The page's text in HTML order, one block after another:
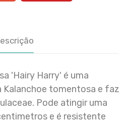
'Hairy Harry' é uma
tomentosa e faz
Pode atingir uma
e é resistente